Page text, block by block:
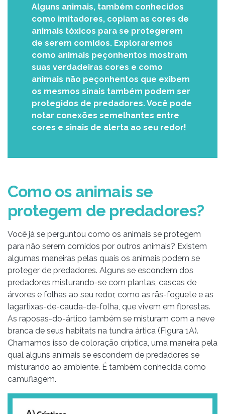
Alguns animais, também conhecidos
como imitadores, copiam as cores de
animais tóxicos para se protegerem
de serem comidos. Exploraremos
como animais peçonhentos mostram
suas verdadeiras cores e como
animais não peçonhentos que exibem
os mesmos sinais também podem ser
protegidos de predadores. Você pode
notar conexões semelhantes entre
cores e sinais de alerta ao seu redor!
Como os animais se
protegem de predadores?
Você já se perguntou como os animais se protegem
para não serem comidos por outros animais? Existem
algumas maneiras pelas quais os animais podem se
proteger de predadores. Alguns se escondem dos
predadores misturando-se com plantas, cascas de
árvores e folhas ao seu redor, como as rãs-foguete e as
lagartixas-de-cauda-de-folha, que vivem em florestas.
As raposas-do-ártico também se misturam com a neve
branca de seus habitats na tundra ártica (Figura 1A).
Chamamos isso de coloração críptica, uma maneira pela
qual alguns animais se escondem de predadores se
misturando ao ambiente. É também conhecida como
camuflagem.